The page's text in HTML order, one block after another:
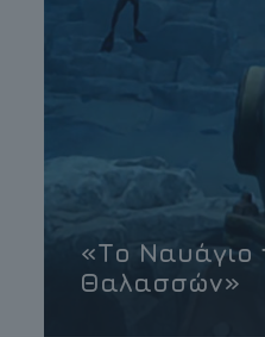
«Το Ναυάγιο
Θαλασσών»